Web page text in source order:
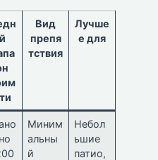
Вид
препя
тствия
Лучше
е для
Миним
альны
й
Небол
ьшие
патио,